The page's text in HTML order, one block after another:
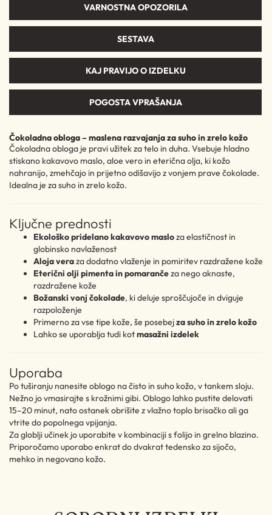
VARNOSTNA OPOZORILA
SESTAVA
KAJ PRAVIJO O IZDELKU
POGOSTA VPRAŠANJA
Čokoladna obloga – maslena razvajanja za suho in zrelo kožo
Čokoladna obloga je pravi užitek za telo in duha. Vsebuje hladno
stiskano kakavovo maslo, aloe vero in eterična olja, ki kožo
nahranijo, zmehčajo in prijetno odišavijo z vonjem prave čokolade.
Idealna je za suho in zrelo kožo.
Ključne prednosti
Ekološko pridelano kakavovo masloza elastičnost in
globinsko navlaženost
Aloja veraza dodatno vlaženje in pomiritev razdražene kože
Eterični olji pimenta in pomarančeza nego aknaste,
razdražene kože
Božanski vonj čokolade, ki deluje sproščujoče in dviguje
razpoloženje
Primerno za vse tipe kože, še posebejza suho in zrelo kožo
Lahko se uporablja tudi kotmasažni izdelek
Uporaba
Po tuširanju nanesite oblogo na čisto in suho kožo, v tankem sloju.
Nežno jo vmasirajte s krožnimi gibi. Oblogo lahko pustite delovati
15–20 minut, nato ostanek obrišite z vlažno toplo brisačko ali ga
vtrite do popolnega vpijanja.
Za globlji učinek jo uporabite v kombinaciji s folijo in grelno blazino.
Priporočamo uporabo enkrat do dvakrat tedensko za sijočo,
mehko in negovano kožo.